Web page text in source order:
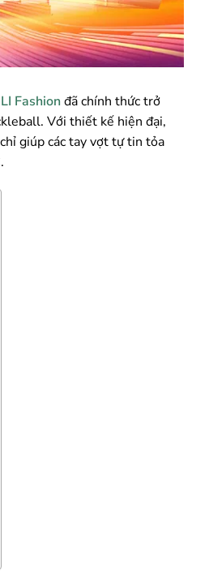
Fashionđã chính thức trở
Với thiết kế hiện đại,
giúp các tay vợt tự tin tỏa